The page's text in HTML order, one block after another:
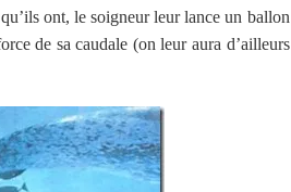
ont, le soigneur leur lance un ballon
de sa caudale (on leur aura d’ailleurs